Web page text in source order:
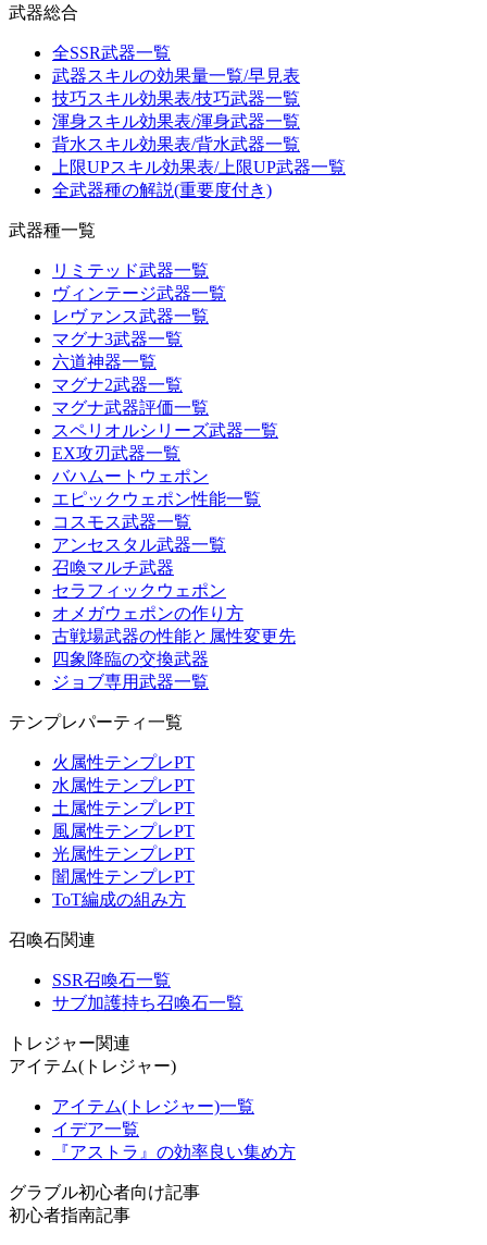
武器総合
全SSR武器一覧
武器スキルの効果量一覧/早見表
技巧スキル効果表/技巧武器一覧
渾身スキル効果表/渾身武器一覧
背水スキル効果表/背水武器一覧
上限UPスキル効果表/上限UP武器一覧
全武器種の解説(重要度付き)
武器種一覧
リミテッド武器一覧
ヴィンテージ武器一覧
レヴァンス武器一覧
マグナ3武器一覧
六道神器一覧
マグナ2武器一覧
マグナ武器評価一覧
スペリオルシリーズ武器一覧
EX攻刃武器一覧
バハムートウェポン
エピックウェポン性能一覧
コスモス武器一覧
アンセスタル武器一覧
召喚マルチ武器
セラフィックウェポン
オメガウェポンの作り方
古戦場武器の性能と属性変更先
四象降臨の交換武器
ジョブ専用武器一覧
テンプレパーティ一覧
火属性テンプレPT
水属性テンプレPT
土属性テンプレPT
風属性テンプレPT
光属性テンプレPT
闇属性テンプレPT
ToT編成の組み方
召喚石関連
SSR召喚石一覧
サブ加護持ち召喚石一覧
トレジャー関連
アイテム(トレジャー)
アイテム(トレジャー)一覧
イデア一覧
『アストラ』の効率良い集め方
グラブル初心者向け記事
初心者指南記事